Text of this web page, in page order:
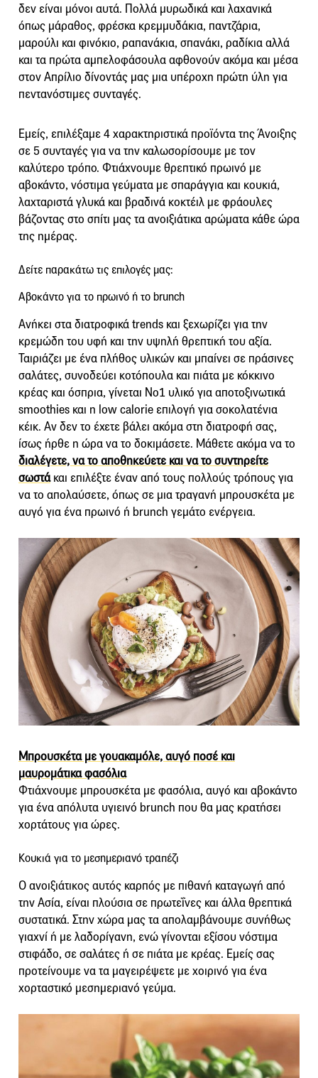
δεν είναι μόνοι αυτά. Πολλά μυρωδικά και λαχανικά
όπως μάραθος, φρέσκα κρεμμυδάκια, παντζάρια,
μαρούλι και φινόκιο, ραπανάκια, σπανάκι, ραδίκια αλλά
και τα πρώτα αμπελοφάσουλα αφθονούν ακόμα και μέσα
στον Απρίλιο δίνοντάς μας μια υπέροχη πρώτη ύλη για
πεντανόστιμες συνταγές.
Εμείς, επιλέξαμε 4 χαρακτηριστικά προϊόντα της Άνοιξης
σε 5 συνταγές για να την καλωσορίσουμε με τον
καλύτερο τρόπο. Φτιάχνουμε θρεπτικό πρωινό με
αβοκάντο, νόστιμα γεύματα με σπαράγγια και κουκιά,
λαχταριστά γλυκά και βραδινά κοκτέιλ με φράουλες
βάζοντας στο σπίτι μας τα ανοιξιάτικα αρώματα κάθε ώρα
της ημέρας.
Δείτε παρακάτω τις επιλογές μας:
Αβοκάντο για το πρωινό ή το brunch
Ανήκει στα διατροφικά trends και ξεχωρίζει για την
κρεμώδη του υφή και την υψηλή θρεπτική του αξία.
Ταιριάζει με ένα πλήθος υλικών και μπαίνει σε πράσινες
σαλάτες, συνοδεύει κοτόπουλα και πιάτα με κόκκινο
κρέας και όσπρια, γίνεται Νο1 υλικό για αποτοξινωτικά
smoothies και η low calorie επιλογή για σοκολατένια
κέικ. Αν δεν το έχετε βάλει ακόμα στη διατροφή σας,
ίσως ήρθε η ώρα να το δοκιμάσετε. Μάθετε ακόμα να το
διαλέγετε, να το αποθηκεύετε και να το συντηρείτε
σωστάκαι επιλέξτε έναν από τους πολλούς τρόπους για
να το απολαύσετε, όπως σε μια τραγανή μπρουσκέτα με
αυγό για ένα πρωινό ή brunch γεμάτο ενέργεια.
Μπρουσκέτα με γουακαμόλε, αυγό ποσέ και
μαυρομάτικα φασόλια
Φτιάχνουμε μπρουσκέτα με φασόλια, αυγό και αβοκάντο
για ένα απόλυτα υγιεινό brunch που θα μας κρατήσει
χορτάτους για ώρες.
Κουκιά για το μεσημεριανό τραπέζι
Ο ανοιξιάτικος αυτός καρπός με πιθανή καταγωγή από
την Ασία, είναι πλούσια σε πρωτεΐνες και άλλα θρεπτικά
συστατικά. Στην χώρα μας τα απολαμβάνουμε συνήθως
γιαχνί ή με λαδορίγανη, ενώ γίνονται εξίσου νόστιμα
στιφάδο, σε σαλάτες ή σε πιάτα με κρέας. Εμείς σας
προτείνουμε να τα μαγειρέψετε με χοιρινό για ένα
χορταστικό μεσημεριανό γεύμα.